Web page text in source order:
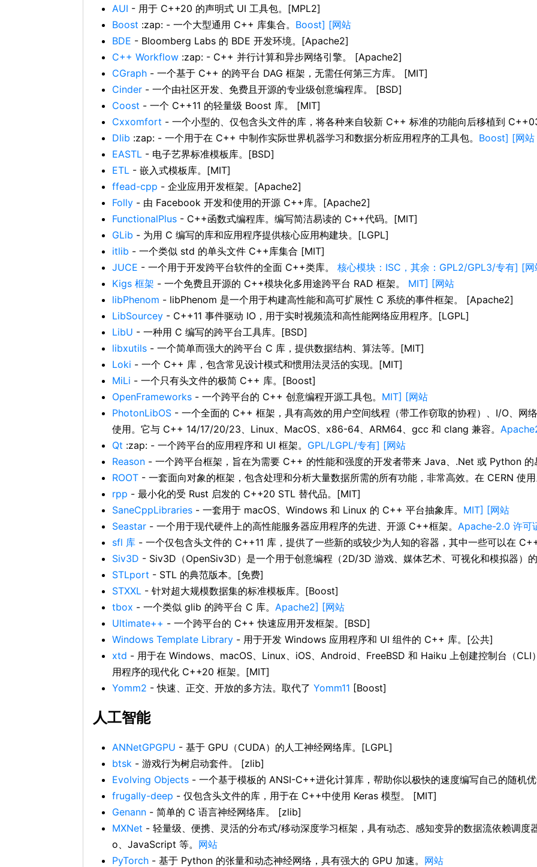
AUI - 用于 C++20 的声明式 UI 工具包。[MPL2]
Boost :zap: - 一个大型通用 C++ 库集合。 Boost] [网站
BDE - Bloomberg Labs 的 BDE 开发环境。[Apache2]
C++ Workflow :zap: - C++ 并行计算和异步网络引擎。 [Apache2]
CGraph - 一个基于 C++ 的跨平台 DAG 框架，无需任何第三方库。 [MIT]
Cinder - 一个由社区开发、免费且开源的专业级创意编程库。 [BSD]
Coost - 一个 C++11 的轻量级 Boost 库。 [MIT]
Cxxomfort - 一个小型的、仅包含头文件的库，将各种来自较新 C++ 标准的功能向后移植到
Dlib :zap: - 一个用于在 C++ 中制作实际世界机器学习和数据分析应用程序的工具包。 Boost] [网站
EASTL - 电子艺界标准模板库。[BSD]
ETL - 嵌入式模板库。[MIT]
ffead-cpp - 企业应用开发框架。[Apache2]
Folly - 由 Facebook 开发和使用的开源 C++库。[Apache2]
FunctionalPlus - C++函数式编程库。编写简洁易读的 C++代码。[MIT]
GLib - 为用 C 编写的库和应用程序提供核心应用构建块。[LGPL]
itlib - 一个类似 std 的单头文件 C++库集合 [MIT]
JUCE - 一个用于开发跨平台软件的全面 C++类库。 核心模块：ISC，其余：GPL2/GPL3/专有] [网
Kigs 框架 - 一个免费且开源的 C++模块化多用途跨平台 RAD 框架。 MIT] [网站
libPhenom - libPhenom 是一个用于构建高性能和高可扩展性 C 系统的事件框架。 [Apache2]
LibSourcey - C++11 事件驱动 IO，用于实时视频流和高性能网络应用程序。[LGPL]
LibU - 一种用 C 编写的跨平台工具库。[BSD]
libxutils - 一个简单而强大的跨平台 C 库，提供数据结构、算法等。[MIT]
Loki - 一个 C++ 库，包含常见设计模式和惯用法灵活的实现。[MIT]
MiLi - 一个只有头文件的极简 C++ 库。[Boost]
OpenFrameworks - 一个跨平台的 C++ 创意编程开源工具包。 MIT] [网站
PhotonLibOS - 一个全面的 C++ 框架，具有高效的用户空间线程（带工作窃取的协程）、I/O、网
使用。它与 C++ 14/17/20/23、Linux、MacOS、x86-64、ARM64、gcc 和 clang 兼容。
Qt :zap: - 一个跨平台的应用程序和 UI 框架。 GPL/LGPL/专有] [网站
Reason - 一个跨平台框架，旨在为需要 C++ 的性能和强度的开发者带来 Java、.Net 或 Python
ROOT - 一套面向对象的框架，包含处理和分析大量数据所需的所有功能，非常高效。在 CERN 使
rpp - 最小化的受 Rust 启发的 C++20 STL 替代品。[MIT]
SaneCppLibraries - 一套用于 macOS、Windows 和 Linux 的 C++ 平台抽象库。 MIT] [网站
Seastar - 一个用于现代硬件上的高性能服务器应用程序的先进、开源 C++框架。 Apache-2.0 许可
sfl 库 - 一个仅包含头文件的 C++11 库，提供了一些新的或较少为人知的容器，其中一些可以在
Siv3D - Siv3D（OpenSiv3D）是一个用于创意编程（2D/3D 游戏、媒体艺术、可视化和模拟器）
STLport - STL 的典范版本。[免费]
STXXL - 针对超大规模数据集的标准模板库。[Boost]
tbox - 一个类似 glib 的跨平台 C 库。 Apache2] [网站
Ultimate++ - 一个跨平台的 C++ 快速应用开发框架。[BSD]
Windows Template Library - 用于开发 Windows 应用程序和 UI 组件的 C++ 库。[公共]
xtd - 用于在 Windows、macOS、Linux、iOS、Android、FreeBSD 和 Haiku 上创建控制台（CLI
用程序的现代化 C++20 框架。[MIT]
Yomm2 - 快速、正交、开放的多方法。取代了 Yomm11 [Boost]
人工智能
ANNetGPGPU - 基于 GPU（CUDA）的人工神经网络库。[LGPL]
btsk - 游戏行为树启动套件。 [zlib]
Evolving Objects - 一个基于模板的 ANSI-C++进化计算库，帮助你以极快的速度编写自己的随机
frugally-deep - 仅包含头文件的库，用于在 C++中使用 Keras 模型。 [MIT]
Genann - 简单的 C 语言神经网络库。 [zlib]
MXNet - 轻量级、便携、灵活的分布式/移动深度学习框架，具有动态、感知变异的数据流依赖调
o、JavaScript 等。 网站
PyTorch - 基于 Python 的张量和动态神经网络，具有强大的 GPU 加速。 网站